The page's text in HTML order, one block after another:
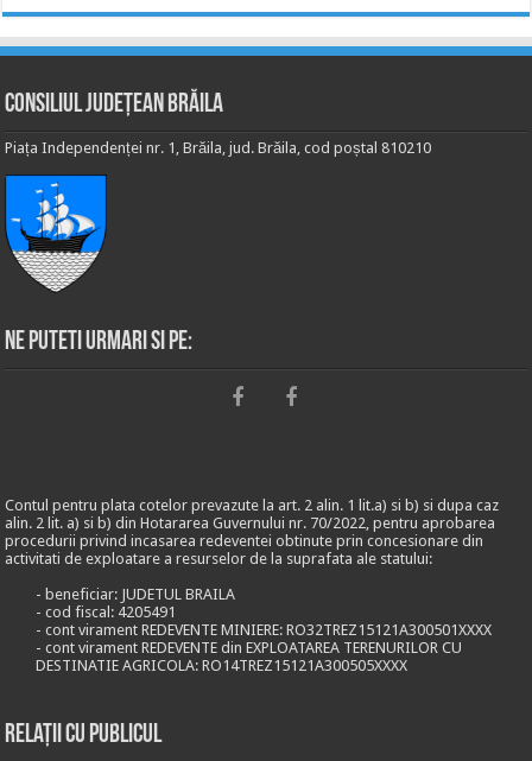
Consiliul Județean Brăila
Piața Independenței nr. 1, Brăila, jud. Brăila, cod poștal 810210
Ne puteti urmari si pe:
Contul pentru plata cotelor prevazute la art. 2 alin. 1 lit.a) si b) si dupa caz
alin. 2 lit. a) si b) din Hotararea Guvernului nr. 70/2022, pentru aprobarea
procedurii privind incasarea redeventei obtinute prin concesionare din
activitati de exploatare a resurselor de la suprafata ale statului:
- beneficiar: JUDETUL BRAILA
- cod fiscal: 4205491
- cont virament REDEVENTE MINIERE: RO32TREZ15121A300501XXXX
- cont virament REDEVENTE din EXPLOATAREA TERENURILOR CU
DESTINATIE AGRICOLA: RO14TREZ15121A300505XXXX
Relații cu publicul